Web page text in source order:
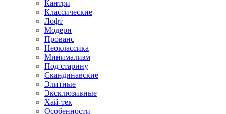
Кантри
Классические
Лофт
Модерн
Прованс
Неоклассика
Минимализм
Под старину
Скандинавские
Элитные
Эксклюзивные
Хай-тек
Особенности